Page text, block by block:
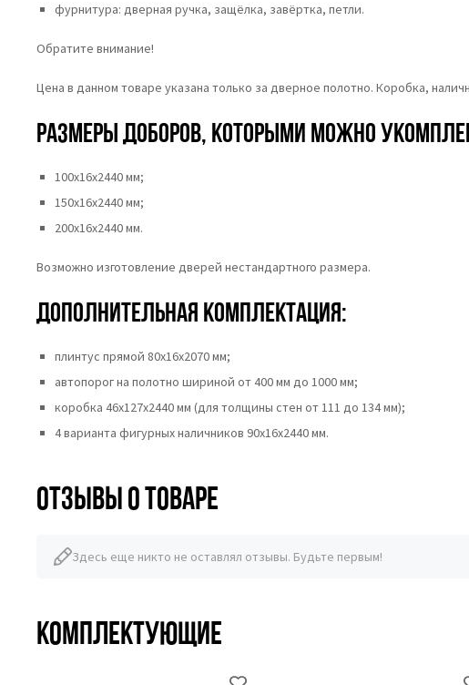
фурнитура: дверная ручка, защёлка, завёртка, петли.
Обратите внимание!
Цена в данном товаре указана только за дверное полотно. Коробка,
Размеры доборов, которыми можно
100х16х2440 мм;
150х16х2440 мм;
200х16х2440 мм.
Возможно изготовление дверей нестандартного размера.
Дополнительная комплектация:
плинтус прямой 80х16х2070 мм;
автопорог на полотно шириной от 400 мм до 1000 мм;
коробка 46x127x2440 мм (для толщины стен от 111 до 134 мм);
4 варианта фигурных наличников 90х16х2440 мм.
Отзывы о товаре
Здесь еще никто не оставлял отзывы. Будьте первым!
Комплектующие